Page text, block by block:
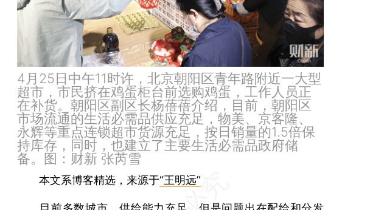
4月25日中午11时许，北京朝阳区青年路附近一大型
超市，市民挤在鸡蛋柜台前选购鸡蛋，工作人员正
在补货。朝阳区副区长杨蓓蓓介绍，目前，朝阳区
市场流通的生活必需品供应充足，物美、京客隆、
永辉等重点连锁超市货源充足，按日销量的1.5倍保
持库存，同时，也建立了主要生活必需品政府储
备。图：财新 张芮雪
本文系博客精选，来源于“王明远”